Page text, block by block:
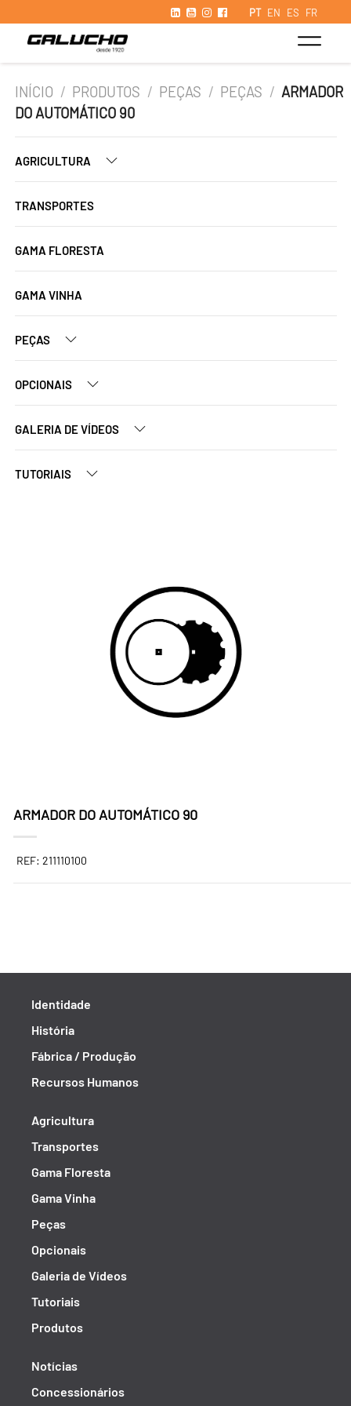
PT EN ES FR
INÍCIO / PRODUTOS / PEÇAS / PEÇAS / ARMADOR
DO AUTOMÁTICO 90
AGRICULTURA
TRANSPORTES
GAMA FLORESTA
GAMA VINHA
PEÇAS
OPCIONAIS
GALERIA DE VÍDEOS
TUTORIAIS
ARMADOR DO AUTOMÁTICO 90
REF: 211110100
Identidade
História
Fábrica / Produção
Recursos Humanos
Agricultura
Transportes
Gama Floresta
Gama Vinha
Peças
Opcionais
Galeria de Vídeos
Tutoriais
Produtos
Notícias
Concessionários